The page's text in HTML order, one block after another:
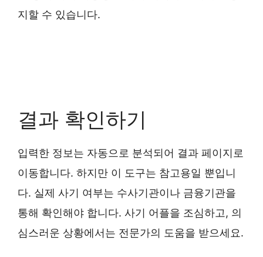
지할 수 있습니다.
결과 확인하기
입력한 정보는 자동으로 분석되어 결과 페이지로
이동합니다. 하지만 이 도구는 참고용일 뿐입니
다. 실제 사기 여부는 수사기관이나 금융기관을
통해 확인해야 합니다. 사기 어플을 조심하고, 의
심스러운 상황에서는 전문가의 도움을 받으세요.